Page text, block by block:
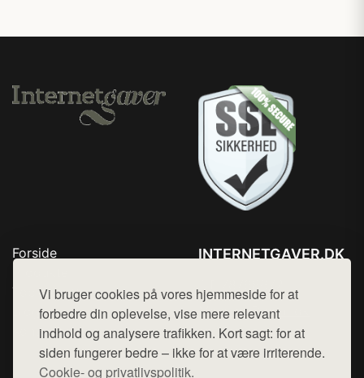
Vi bruger cookies på vores hjemmeside for at
forbedre din oplevelse, vise mere relevant
indhold og analysere trafikken. Kort sagt: for at
siden fungerer bedre – ikke for at være irriterende.
Cookie- og privatlivspolitik.
Forside
Top Rabatter
Blog
Kontakt
INTERNETGAVER.DK
Mail: hej@want.dk
Cookie- og privatlivspolitik